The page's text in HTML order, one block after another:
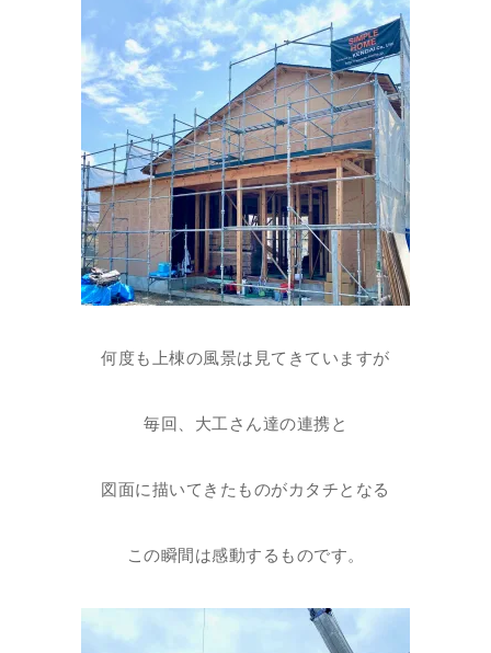
何度も上棟の風景は見てきていますが
毎回、大工さん達の連携と
図面に描いてきたものがカタチとなる
この瞬間は感動するものです。